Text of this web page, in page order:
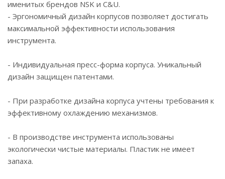
именитых брендов NSK и C&U.
- Эргономичный дизайн корпусов позволяет достигать
максимальной эффективности использования
инструмента.
- Индивидуальная пресс-форма корпуса. Уникальный
дизайн защищен патентами.
- При разработке дизайна корпуса учтены требования к
эффективному охлаждению механизмов.
- В производстве инструмента использованы
экологически чистые материалы. Пластик не имеет
запаха.